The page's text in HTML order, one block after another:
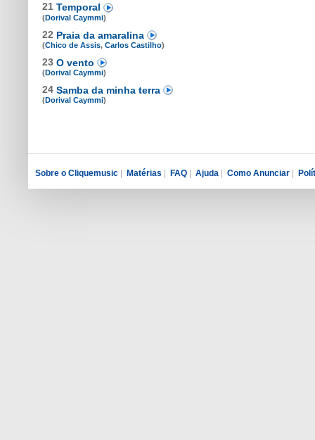
21 Temporal
(Dorival Caymmi)
22 Praia da amaralina
(Chico de Assis, Carlos Castilho)
23 O vento
(Dorival Caymmi)
24 Samba da minha terra
(Dorival Caymmi)
Sobre o Cliquemusic Matérias FAQ Ajuda Como Anunciar